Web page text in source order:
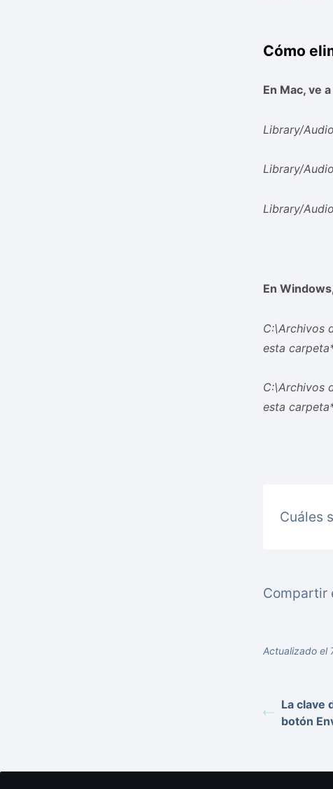
Cómo
En Mac, ve
Library/
Library/
Library/
En
C:\Archivos
esta
C:\Archivos
esta
Cuáles
Compartir
Actualizado el
La clave
botón